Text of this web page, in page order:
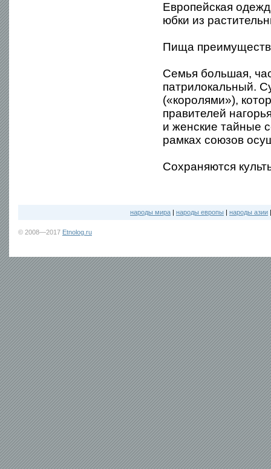
Европейская
юбки из
Пища
Семья большая,
патрилокальный.
(«королями»),
правителей
и женские тайные
рамках союзов
Сохраняются
народы мира | народы европы | народы азии
© 2008—2017 Etnolog.ru